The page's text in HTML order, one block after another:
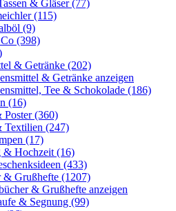
& Gläser (77)
(115)
(9)
(398)
& Getränke (202)
& Getränke anzeigen
Tee & Schokolade (186)
(16)
Poster (360)
Textilien (247)
(17)
& Hochzeit (16)
(433)
& Grußhefte (1207)
& Grußhefte anzeigen
& Segnung (99)